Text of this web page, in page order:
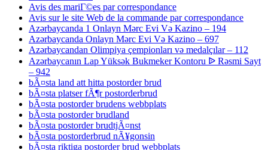
Avis des mariГ©es par correspondance
Avis sur le site Web de la commande par correspondance
Azərbaycanda 1 Onlayn Mərc Evi Və Kazino – 194
Azərbaycanda Onlayn Mərc Evi Və Kazino – 697
Azərbaycandan Olimpiya çempionları və medalçılar – 112
Azərbaycanın Lap Yüksək Bukmeker Kontoru ᐉ Rəsmi Sayt
– 942
bÃ¤sta land att hitta postorder brud
bÃ¤sta platser fÃ¶r postorderbrud
bÃ¤sta postorder brudens webbplats
bÃ¤sta postorder brudland
bÃ¤sta postorder brudtjÃ¤nst
bÃ¤sta postorderbrud nÃ¥gonsin
bÃ¤sta riktiga postorder brud webbplats